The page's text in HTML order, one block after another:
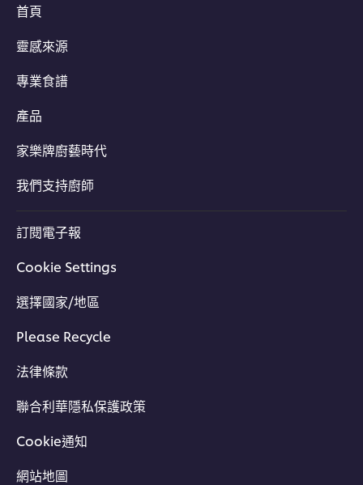
首頁
靈感來源
專業食譜
產品
家樂牌廚藝時代
我們支持廚師
訂閱電子報
Cookie Settings
選擇國家/地區
Please Recycle
法律條款
聯合利華隱私保護政策
Cookie通知
網站地圖